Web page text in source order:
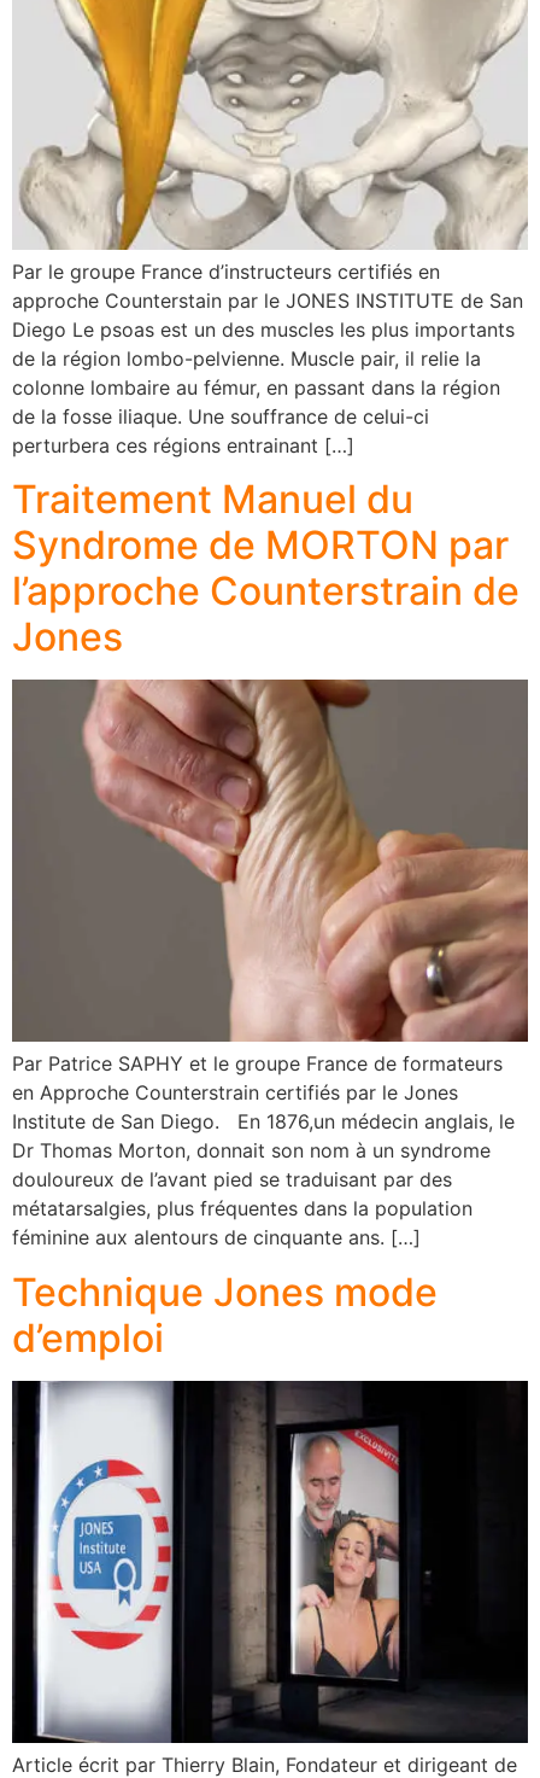
Par le groupe France d’instructeurs certifiés en
approche Counterstain par le JONES INSTITUTE de San
Diego Le psoas est un des muscles les plus importants
de la région lombo-pelvienne. Muscle pair, il relie la
colonne lombaire au fémur, en passant dans la région
de la fosse iliaque. Une souffrance de celui-ci
perturbera ces régions entrainant […]
Traitement Manuel du
Syndrome de MORTON par
l’approche Counterstrain de
Jones
Par Patrice SAPHY et le groupe France de formateurs
en Approche Counterstrain certifiés par le Jones
Institute de San Diego. En 1876,un médecin anglais, le
Dr Thomas Morton, donnait son nom à un syndrome
douloureux de l’avant pied se traduisant par des
métatarsalgies, plus fréquentes dans la population
féminine aux alentours de cinquante ans. […]
Technique Jones mode
d’emploi
Article écrit par Thierry Blain, Fondateur et dirigeant de